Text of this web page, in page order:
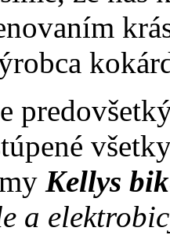
Kellys
a